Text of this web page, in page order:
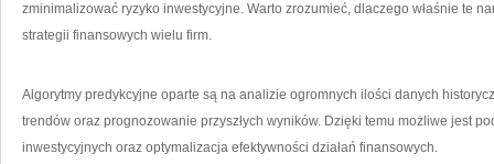
zminimalizować ryzyko inwestycyjne. Warto ⁤zrozumieć, dlaczego właśnie te
strategii finansowych wielu firm.
Algorytmy predykcyjne oparte są na ⁢analizie ‍ogromnych ilości danych
trendów oraz⁤ prognozowanie przyszłych wyników. Dzięki temu możliwe jest
inwestycyjnych ‌oraz optymalizacja efektywności działań finansowych.